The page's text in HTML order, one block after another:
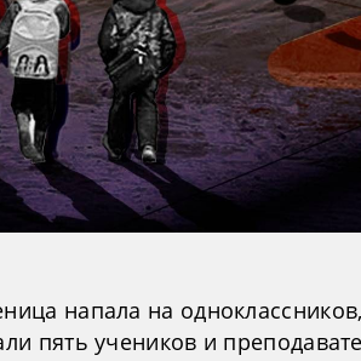
напала на
пять учеников и